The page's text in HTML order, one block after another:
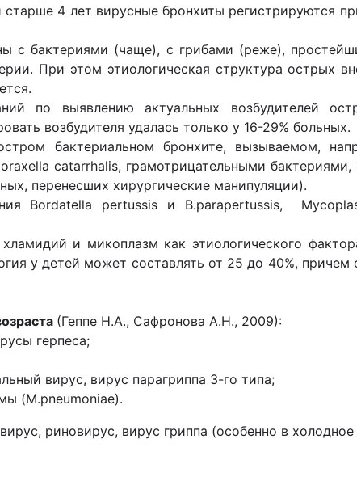
4 лет вирусные бронхиты регистрируются
с бактериями (чаще), с грибами (реже),
При этом этиологическая структура острых
по выявлению актуальных возбудителей
возбудителя удалась только у 16-29% больных.
бактериальном бронхите, вызываемом,
catarrhalis, грамотрицательными
перенесших хирургические манипуляции).
Bordatella pertussis и B.parapertussis,
и микоплазм как этиологического
у детей может составлять от 25 до 40%,
(Геппе Н.А., Сафронова А.Н., 2009):
герпеса;
вирус, вирус парагриппа 3-го типа;
(M.pneumoniae).
риновирус, вирус гриппа (особенно в